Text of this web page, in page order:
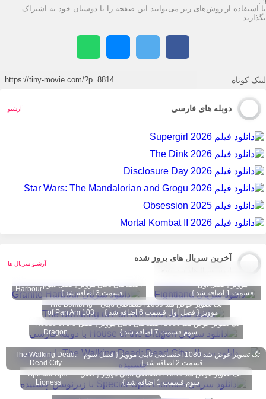
با استفاده از روش‌های زیر می‌توانید این صفحه را با دوستان خود به اشتراک
بگذارید
لینک کوتاه
دوبله های فارسی آرشیو
آخرین سریال های بروز شده
آرشیو سریال ها
موویز { فصل اول
قسمت 1 اضافه شد }
اختصاصی تاینی موویز { فصل سوم
قسمت 3 اضافه شد }
Harbour
تگ تصویر عوض شد 1080 اختصاصی تاینی
موویز { فصل اول قسمت 6 اضافه شد }
The Bombing
of Pan Am 103
تگ تصویر عوض شد 1080 اختصاصی تاینی موویز { فصل
سوم قسمت 7 اضافه شد }
House of the
Dragon
تگ تصویر عوض شد 1080 اختصاصی تاینی موویز { فصل سوم
قسمت 2 اضافه شد }
The Walking Dead:
Dead City
تگ تصویر عوض شد 1080 اختصاصی تاینی موویز { فصل
سوم قسمت 1 اضافه شد }
Special Ops:
Lioness